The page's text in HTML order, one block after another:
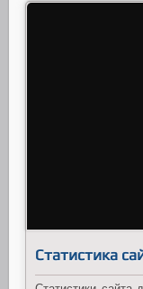
Статистика